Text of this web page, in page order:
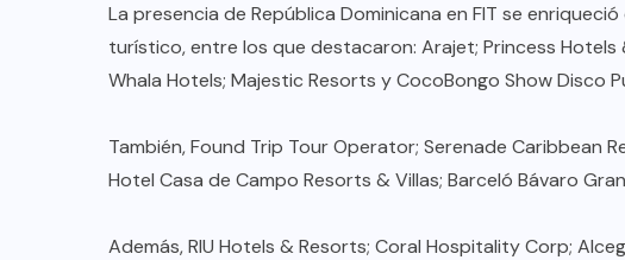
La presencia de República Dominicana en FIT se
turístico, entre los que destacaron: Arajet; Princess
Whala Hotels; Majestic Resorts y CocoBongo Show Disco
También, Found Trip Tour Operator; Serenade Caribbean
Hotel Casa de Campo Resorts & Villas; Barceló Bávaro
Además, RIU Hotels & Resorts; Coral Hospitality Corp;